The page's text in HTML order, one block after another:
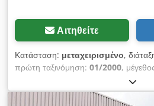
Αιτηθείτε
Κατάσταση: μεταχειρισμένο,
πρώτη ταξινόμηση: 01/2000,
, Έτος κατασκευής:
ένδειξη:1.001 χλμ, τύπος